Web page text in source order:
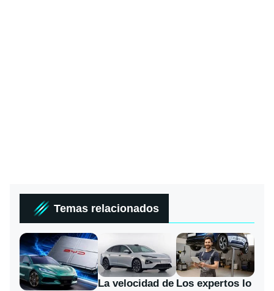
Temas relacionados
La velocidad de Los expertos lo